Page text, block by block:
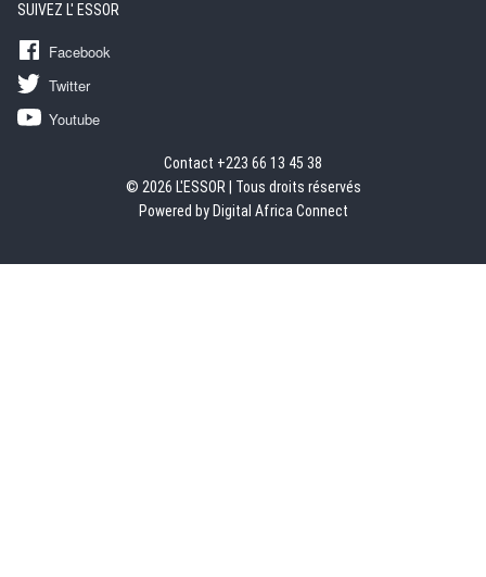
SUIVEZ L' ESSOR
Facebook
Twitter
Youtube
Contact +223 66 13 45 38
© 2026 L'ESSOR | Tous droits réservés
Powered by Digital Africa Connect